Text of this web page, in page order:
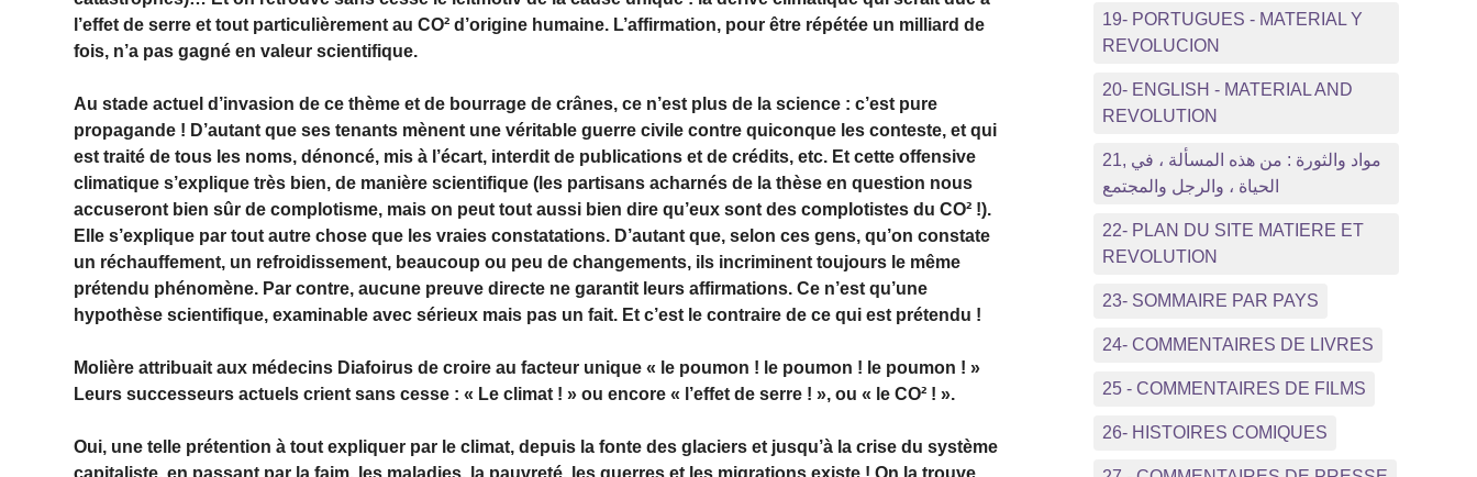
l’effet de serre et tout particulièrement au CO² d’origine humaine. L’affirmation, pour être répétée un milliard de
fois, n’a pas gagné en valeur scientifique.
Au stade actuel d’invasion de ce thème et de bourrage de crânes, ce n’est plus de la science : c’est pure
propagande ! D’autant que ses tenants mènent une véritable guerre civile contre quiconque les conteste, et qui
est traité de tous les noms, dénoncé, mis à l’écart, interdit de publications et de crédits, etc. Et cette offensive
climatique s’explique très bien, de manière scientifique (les partisans acharnés de la thèse en question nous
accuseront bien sûr de complotisme, mais on peut tout aussi bien dire qu’eux sont des complotistes du CO² !).
Elle s’explique par tout autre chose que les vraies constatations. D’autant que, selon ces gens, qu’on constate
un réchauffement, un refroidissement, beaucoup ou peu de changements, ils incriminent toujours le même
prétendu phénomène. Par contre, aucune preuve directe ne garantit leurs affirmations. Ce n’est qu’une
hypothèse scientifique, examinable avec sérieux mais pas un fait. Et c’est le contraire de ce qui est prétendu !
Molière attribuait aux médecins Diafoirus de croire au facteur unique « le poumon ! le poumon ! le poumon ! »
Leurs successeurs actuels crient sans cesse : « Le climat ! » ou encore « l’effet de serre ! », ou « le CO² ! ».
Oui, une telle prétention à tout expliquer par le climat, depuis la fonte des glaciers et jusqu’à la crise du système
capitaliste, en passant par la faim, les maladies, la pauvreté, les guerres et les migrations existe ! On la trouve
19- PORTUGUES - MATERIAL Y
REVOLUCION
20- ENGLISH - MATERIAL AND
REVOLUTION
21, مواد والثورة : من هذه المسألة ، في
الحياة ، والرجل والمجتمع
22- PLAN DU SITE MATIERE ET
REVOLUTION
23- SOMMAIRE PAR PAYS
24- COMMENTAIRES DE LIVRES
25 - COMMENTAIRES DE FILMS
26- HISTOIRES COMIQUES